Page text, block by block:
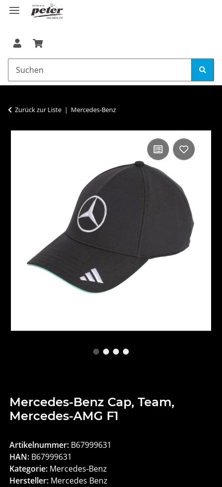
Zurück zur Liste Mercedes-Benz
Mercedes-Benz Cap, Team,
Mercedes-AMG F1
Artikelnummer: B67999631
HAN: B67999631
Kategorie: Mercedes-Benz
Hersteller: Mercedes Benz